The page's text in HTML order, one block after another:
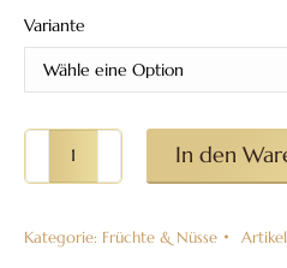
Variante
Ingwerstäbchen
in
Varianten
In den
Kategorie: Früchte & Nüsse